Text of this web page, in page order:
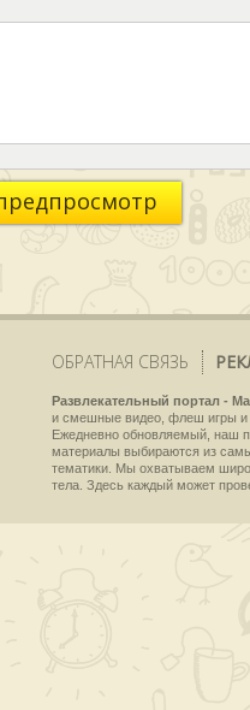
ОБРАТНАЯ СВЯЗЬ
Развлекательный портал -
и смешные видео, флеш игры и
Ежедневно обновляемый, наш
материалы выбираются из
тематики. Мы охватываем
тела. Здесь каждый может